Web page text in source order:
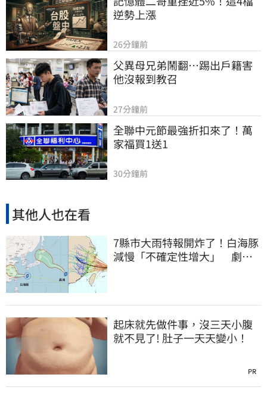
逆勢上漲
26分鐘前
父異母兄弟鬧翻…踢出戶籍害
他沒報到教召
27分鐘前
全聯中元節最強折扣來了！萬
家福買1送1
30分鐘前
其他人也在看
7縣市大雨特報開炸了！白海豚
減慢「不確定性增大」 劇烈
起床就先做件事，沒三天小腹
就不見了! 肚子一天天變小！
PR